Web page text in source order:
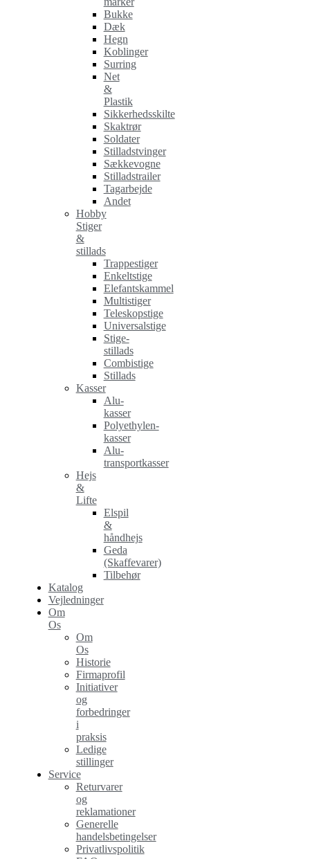
Bukke
Dæk
Hegn
Koblinger
Surring
Net
&
Plastik
Sikkerhedsskilte
Skaktrør
Soldater
Stilladstvinger
Sækkevogne
Stilladstrailer
Tagarbejde
Andet
Hobby
Stiger
&
stillads
Trappestiger
Enkeltstige
Elefantskammel
Multistiger
Teleskopstige
Universalstige
Stige-
stillads
Combistige
Stillads
Kasser
Alu-
kasser
Polyethylen-
kasser
Alu-
transportkasser
Hejs
&
Lifte
Elspil
&
håndhejs
Geda
(Skaffevarer)
Tilbehør
Katalog
Vejledninger
Om
Os
Om
Os
Historie
Firmaprofil
Initiativer
og
forbedringer
i
praksis
Ledige
stillinger
Service
Returvarer
og
reklamationer
Generelle
handelsbetingelser
Privatlivspolitik